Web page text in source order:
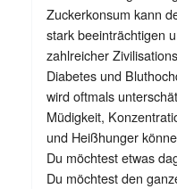
Zuckerkonsum kann
stark beeinträchtigen
zahlreicher
Diabetes und
wird oftmals
Müdigkeit,
und Heißhunger
Du möchtest etwas
Du möchtest den